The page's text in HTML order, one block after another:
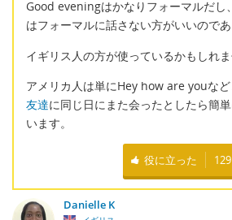
Good eveningはかなりフォーマルだし
はフォーマルに話さない方がいいのであ
イギリス人の方が使っているかもしれま
アメリカ人は単にHey how are youなど
友達に同じ日にまた会ったとしたら簡
います。
役に立った 129
Danielle K